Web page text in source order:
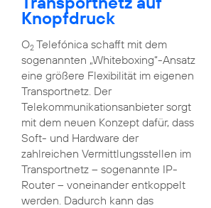
Knopfdruck
O2Telefónica schafft mit dem
sogenannten „Whiteboxing“-Ansatz
eine größere Flexibilität im eigenen
Transportnetz. Der
Telekommunikationsanbieter sorgt
mit dem neuen Konzept dafür, dass
Soft- und Hardware der
zahlreichen Vermittlungsstellen im
Transportnetz – sogenannte IP-
Router – voneinander entkoppelt
werden. Dadurch kann das